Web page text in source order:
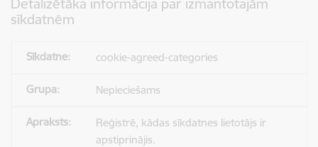
Detalizētāka informācija par izmantotajām
sīkdatnēm
cookie-agreed-categories
Nepieciešams
Reģistrē, kādas sīkdatnes lietotājs ir
apstiprinājis.